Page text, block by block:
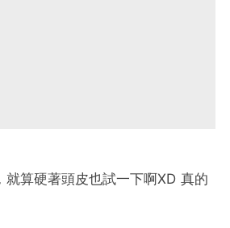
就算硬著頭皮也試一下啊XD 真的